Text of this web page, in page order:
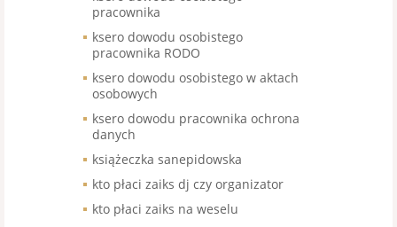
pracownika
ksero dowodu osobistego
pracownika RODO
ksero dowodu osobistego w aktach
osobowych
ksero dowodu pracownika ochrona
danych
książeczka sanepidowska
kto płaci zaiks dj czy organizator
kto płaci zaiks na weselu